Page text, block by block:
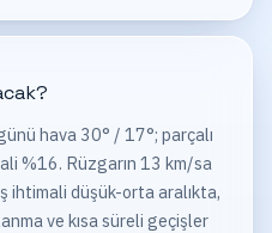
hava 30° / 17°; parçalı
%16. Rüzgarın 13 km/sa
ihtimali düşük-orta aralıkta,
ve kısa süreli geçişler